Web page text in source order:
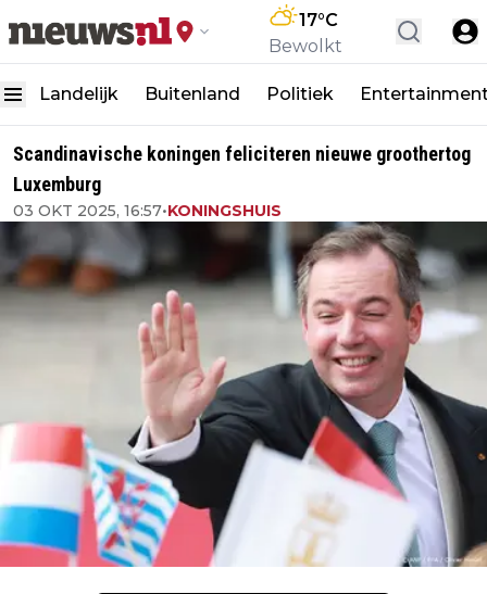
17°C
Bewolkt
Landelijk Buitenland Politiek
Scandinavische koningen feliciteren nieuwe groothertog
Luxemburg
03 OKT 2025, 16:57•KONINGSHUIS